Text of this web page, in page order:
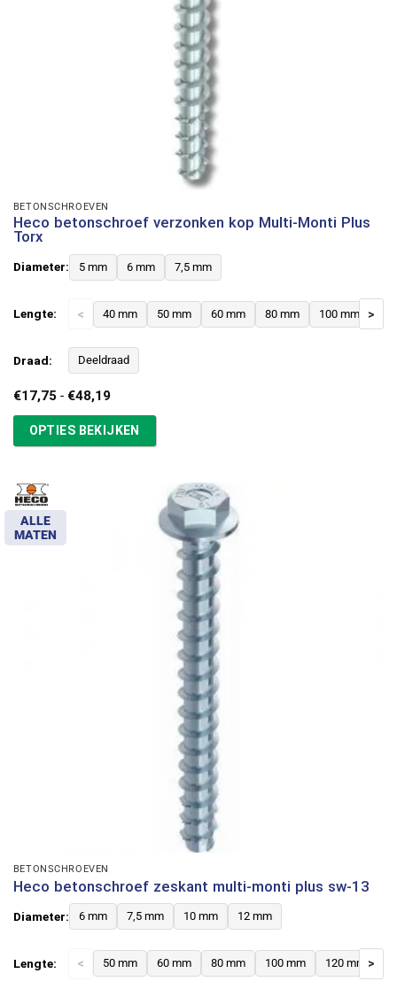
BETONSCHROEVEN
Heco betonschroef verzonken kop Multi-Monti Plus
Torx
Diameter: 5 mm 6 mm 7,5 mm
Lengte: < 40 mm 50 mm 60 mm 80 mm 100 mm >
Draad: Deeldraad
€17,75 - €48,19Prijsklasse:
tot
€48,19
OPTIES BEKIJKEN
ALLE
MATEN
BETONSCHROEVEN
Heco betonschroef zeskant multi-monti plus sw-13
Diameter: 6 mm 7,5 mm 10 mm 12 mm
Lengte: < 50 mm 60 mm 80 mm 100 mm 120 mm >